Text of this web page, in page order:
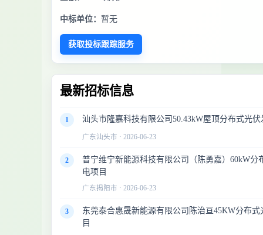
中标单位： 暂无
获取投标跟踪服务
最新招标信息
1 汕头市隆嘉科技有限公司50.43kW屋顶分布式光
广东汕头市 · 2026-06-23
2
普宁维宁新能源科技有限公司（陈勇嘉）60kW分
电项目
广东揭阳市 · 2026-06-23
3
东莞泰合惠晟新能源有限公司陈治亘45KW分布式
目